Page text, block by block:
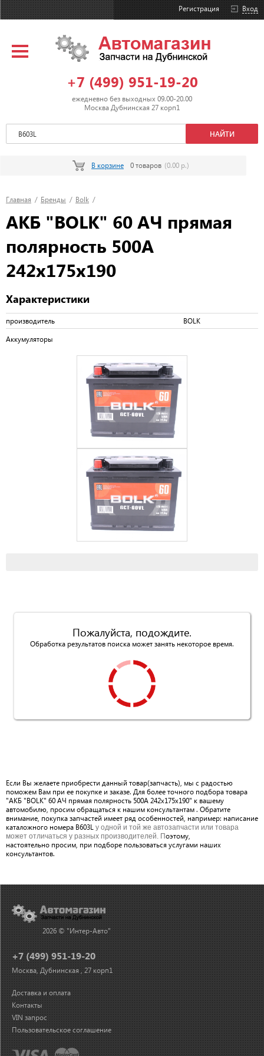
Вход
Регистрация
+7 (499) 951-19-20
ежедневно без выходных 09.00-20.00
Москва Дубнинская 27 корп1
В корзине 0 товаров (0.00 р.)
Главная / Бренды / Bolk /
АКБ "BOLK" 60 АЧ прямая
полярность 500А
242х175х190
Характеристики
производитель BOLK
Аккумуляторы
Пожалуйста, подождите.
Обработка результатов поиска может занять некоторое время.
Если Вы желаете приобрести данный товар(запчасть), мы с радостью
поможем Вам при ее покупке и заказе. Для более точного подбора товара
"АКБ "BOLK" 60 АЧ прямая полярность 500А 242х175х190" к вашему
автомобилю, просим обращаться к нашим консультантам . Обратите
внимание, покупка запчастей имеет ряд особенностей, например: написание
каталожного номера B603L у одной и той же автозапчасти или товара
может отличаться у разных производителей. Поэтому,
настоятельно просим, при подборе пользоваться услугами наших
консультантов.
2026 © "Интер-Авто"
+7 (499) 951-19-20
Москва, Дубнинская , 27 корп1
Доставка и оплата
Контакты
VIN запрос
Пользовательское соглашение